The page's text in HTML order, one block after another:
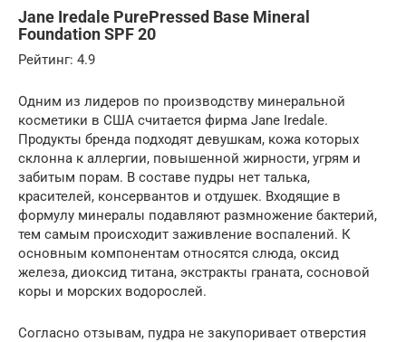
Jane Iredale PurePressed Base Mineral
Foundation SPF 20
Рейтинг: 4.9
Одним из лидеров по производству минеральной
косметики в США считается фирма Jane Iredale.
Продукты бренда подходят девушкам, кожа которых
склонна к аллергии, повышенной жирности, угрям и
забитым порам. В составе пудры нет талька,
красителей, консервантов и отдушек. Входящие в
формулу минералы подавляют размножение бактерий,
тем самым происходит заживление воспалений. К
основным компонентам относятся слюда, оксид
железа, диоксид титана, экстракты граната, сосновой
коры и морских водорослей.
Согласно отзывам, пудра не закупоривает отверстия